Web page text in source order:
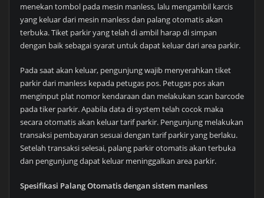
menekan tombol pada mesin manless, lalu mengambil karcis
yang keluar dari mesin manless dan palang otomatis akan
terbuka. Tiket parkir yang telah di ambil harap di simpan
dengan baik sebagai syarat untuk dapat keluar dari area parkir.
Pada saat akan keluar, pengunjung wajib menyerahkan tiket
parkir dari manless kepada petugas pos. Petugas pos akan
menginput plat nomor kendaraan dan melakukan scan barcode
pada tiker parkir. Apabila data di system telah cocok maka
secara otomatis akan keluar tarif parkir. Pengunjung melakukan
transaksi pembayaran sesuai dengan tarif parkir yang berlaku.
Setelah transaksi selesai, palang parkir otomatis akan terbuka
dan pengunjung dapat keluar meninggalkan area parkir.
Spesifikasi Palang Otomatis dengan sistem manless